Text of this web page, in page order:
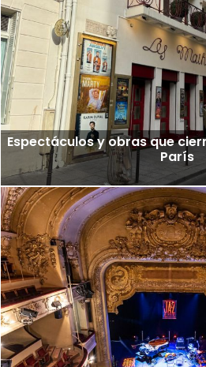
Espectáculos y obras que
París